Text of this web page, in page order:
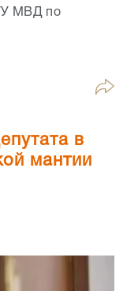
МВД по
в
мантии